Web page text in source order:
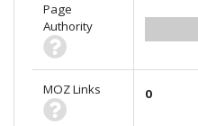
Page
Authority
MOZ Links 0